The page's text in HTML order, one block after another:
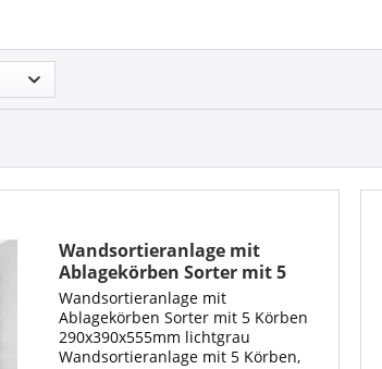
Wandsortieranlage mit
Ablagekörben Sorter mit 5
Körben 290x390x555mm
lichtgrau
Wandsortieranlage mit
Ablagekörben Sorter mit 5 Körben
290x390x555mm lichtgrau
Wandsortieranlage mit 5 Körben,